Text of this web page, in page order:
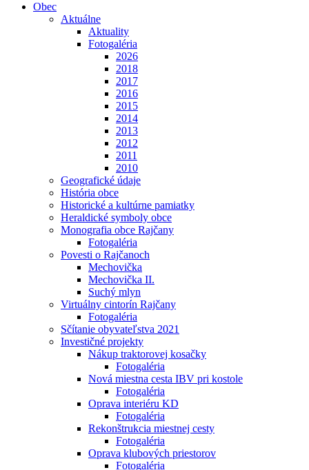
Obec
Aktuálne
Aktuality
Fotogaléria
2026
2018
2017
2016
2015
2014
2013
2012
2011
2010
Geografické údaje
História obce
Historické a kultúrne pamiatky
Heraldické symboly obce
Monografia obce Rajčany
Fotogaléria
Povesti o Rajčanoch
Mechovička
Mechovička II.
Suchý mlyn
Virtuálny cintorín Rajčany
Fotogaléria
Sčítanie obyvateľstva 2021
Investičné projekty
Nákup traktorovej kosačky
Fotogaléria
Nová miestna cesta IBV pri kostole
Fotogaléria
Oprava interiéru KD
Fotogaléria
Rekonštrukcia miestnej cesty
Fotogaléria
Oprava klubových priestorov
Fotogaléria